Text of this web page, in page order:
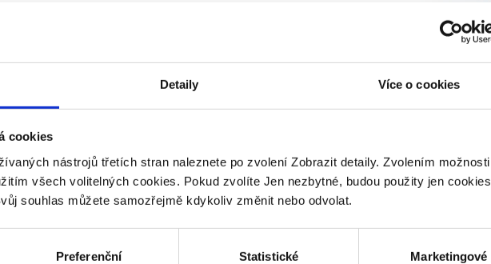
Detaily Více o cookies
cookies
nástrojů třetích stran naleznete po zvolení Zobrazit detaily. Zvolením možnosti
všech volitelných cookies. Pokud zvolíte Jen nezbytné, budou použity jen cookies
souhlas můžete samozřejmě kdykoliv změnit nebo odvolat.
Preferenční Statistické Marketingové
Databáze a systémy ERP
Systémy rychlého zasílání zpráv
Bloomberg
správy poštovních schránek
odstranit kvóty a omezení velikosti zpráv a dát uživatelům poštovní
téměř neomezené velikosti a současně kontrolovat růst úložiště zpráv. Také
Exchange do úložišť Enterprise Vault online. Volitelně mohou být k dispozici